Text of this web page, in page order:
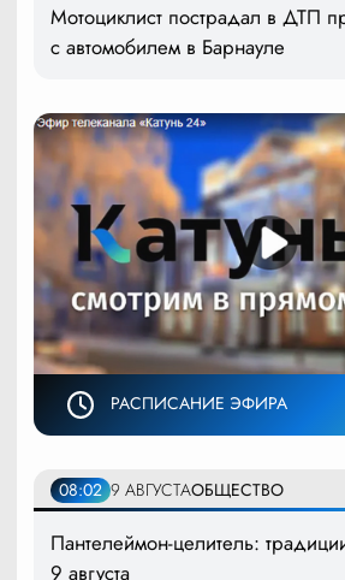
Мотоциклист пострадал в ДТП
с автомобилем в Барнауле
РАСПИСАНИЕ ЭФИРА
08:02 9 АВГУСТАОБЩЕСТВО
Пантелеймон-целитель:
9 августа